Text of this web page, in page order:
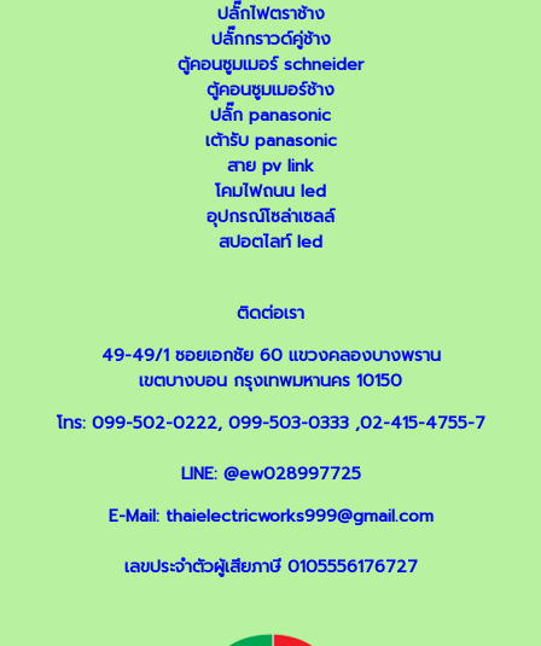
ปลั๊กไฟตราช้าง
ปลั๊กกราวด์คู่ช้าง
ตู้คอนซูมเมอร์ schneider
ตู้คอนซูมเมอร์ช้าง
ปลั๊ก panasonic
เต้ารับ panasonic
สาย pv link
โคมไฟถนน led
อุปกรณ์โซล่าเซลล์
สปอตไลท์ led
ติดต่อเรา
49-49/1 ซอยเอกชัย 60 แขวงคลองบางพราน
เขตบางบอน กรุงเทพมหานคร 10150
โทร: 099-502-0222, 099-503-0333,02-415-4755-7
LINE: @ew028997725
E-Mail: thaielectricworks999@gmail.com
เลขประจำตัวผู้เสียภาษี 0105556176727